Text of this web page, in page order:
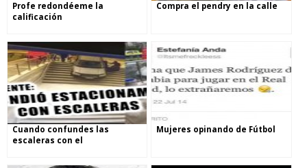
Profe redondéeme la
calificación
Compra el pendry en la calle
Cuando confundes las
escaleras con el
Mujeres opinando de Fútbol